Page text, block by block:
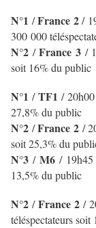
N°1 /France 2/
300 000
N°2 /France 3 /
soit 16% du public
N°1 /TF1 /
27,8% du public
N°2 /France 2 /
soit 25,3% du
N°3 / M6 /
13,5% du public
N°2 /France 2 /
téléspectateurs